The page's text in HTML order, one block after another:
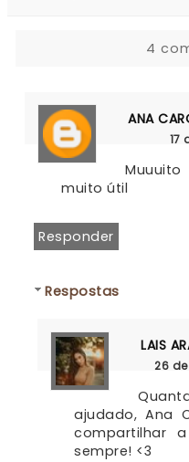
4
ANA
17
muito útil
Responder
Respostas
LAIS
26
ajudado, Ana
compartilhar
sempre! <3